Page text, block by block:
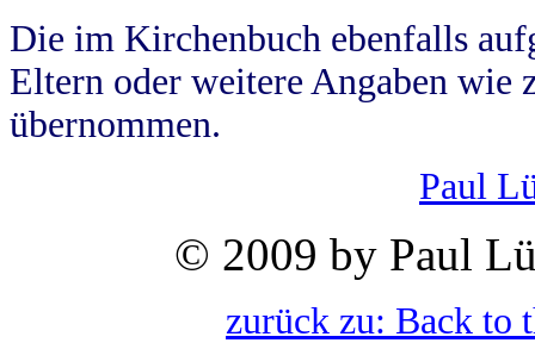
Die im Kirchenbuch ebenfalls
Eltern oder weitere Angaben wie
übernommen.
Paul
© 2009 by Paul
zurück zu: Back to